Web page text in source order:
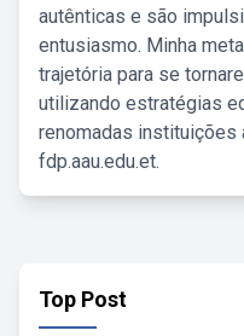
autênticas e são
entusiasmo. Minha
trajetória para se
utilizando estratégias
renomadas instituições
fdp.aau.edu.et.
Top Post